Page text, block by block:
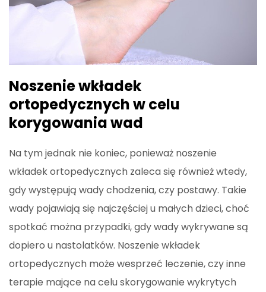
Noszenie wkładek
ortopedycznych w celu
korygowania wad
Na tym jednak nie koniec, ponieważ noszenie
wkładek ortopedycznych zaleca się również wtedy,
gdy występują wady chodzenia, czy postawy. Takie
wady pojawiają się najczęściej u małych dzieci, choć
spotkać można przypadki, gdy wady wykrywane są
dopiero u nastolatków. Noszenie wkładek
ortopedycznych może wesprzeć leczenie, czy inne
terapie mające na celu skorygowanie wykrytych